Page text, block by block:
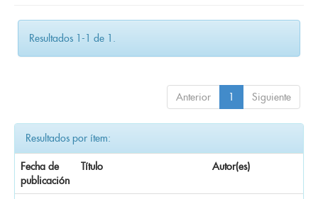
Resultados 1-1 de 1.
Anterior 1 Siguiente
Resultados por ítem:
Fecha de
publicación
Título Autor(es)